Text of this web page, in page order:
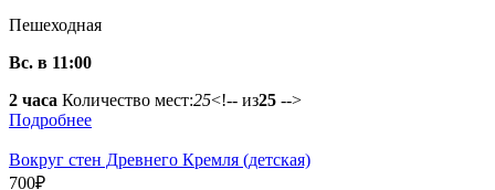
Пешеходная
Вс. в 11:00
2 часа Количество мест:25<!-- из25 -->
Подробнее
Вокруг стен Древнего Кремля (детская)
700₽